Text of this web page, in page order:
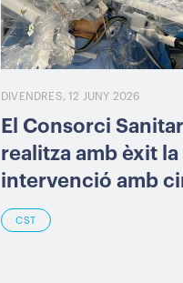
DIVENDRES, 12 JUNY 2026
El Consorci
realitza amb èxit
intervenció amb
CST